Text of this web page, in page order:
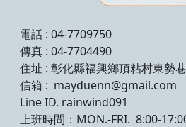
電話 : 04-7709750
傳真 : 04-7704490
住址 : 彰化縣福興鄉頂粘村東勢
信箱 : mayduenn@gmail.com
Line ID. rainwind091
上班時間：MON.-FRI. 8:00-